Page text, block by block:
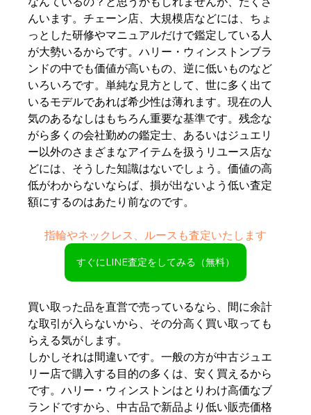
んいます。チェーン店、大規模店などには、ちょ
っとした研修やマニュアルだけで鑑定している人
が大勢いるからです。ハリー・ウィンストンブラ
ンドの中でも価値が高いもの、逆に低いものなど
いろいろです。単純な見方として、世に多く出て
いるモデルであれば希少性は薄れます。現在の人
気のあるなしはもちろん重要な基準です。残念な
がら多くの会社勤めの鑑定士、あるいはジュエリ
ー以外のさまざまなアイテムを扱うリユース店な
どには、そうした知識はないでしょう。価値の高
低がわからないならば、損が出ないよう低い査定
額にするのはあたり前なのです。
指輪やネックレス、ルースも査定いたします
すぐにLINE査定をしてみる（無料）
買い取った品を直営で売っているなら、間に余計
な取引が入らないから、その分高く買い取っても
らえる気がします。
しかしそれは間違いです。一般の方が中古ジュエ
リー店で購入する目的の多くは、安く買えるから
です。ハリー・ウィンストンはとりわけ高価なブ
ランドですから、中古品で新品より低い販売価格